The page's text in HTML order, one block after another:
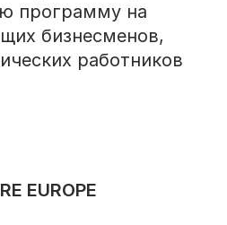
программу на
бизнесменов,
работников
EUROPE